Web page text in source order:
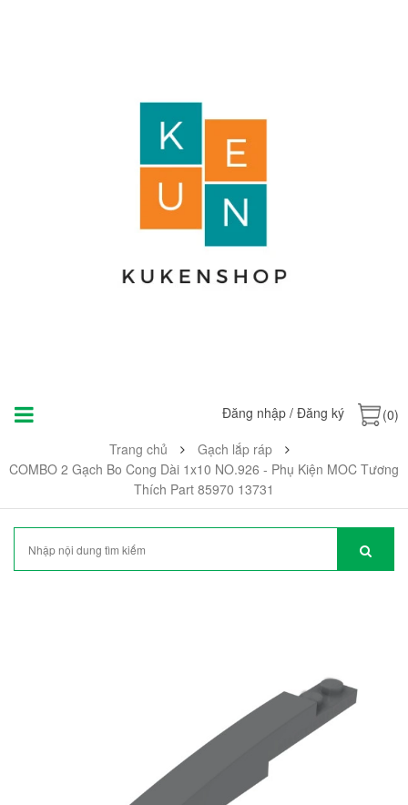
Đăng nhập / Đăng ký
(0)
Trang chủ
Gạch lắp ráp
COMBO 2 Gạch Bo Cong Dài 1x10 NO.926 - Phụ Kiện MOC Tương
Thích Part 85970 13731